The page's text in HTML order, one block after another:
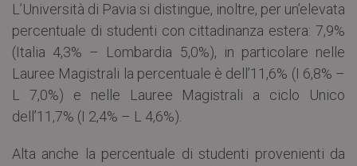
L’Università di Pavia si distingue, inoltre, per un’elevata
percentuale di studenti con cittadinanza estera: 7,9%
(Italia 4,3% – Lombardia 5,0%), in particolare nelle
Lauree Magistrali la percentuale è dell’11,6% (I 6,8% –
L 7,0%) e nelle Lauree Magistrali a ciclo Unico
dell’11,7% (I 2,4% – L 4,6%).
Alta anche la percentuale di studenti provenienti da